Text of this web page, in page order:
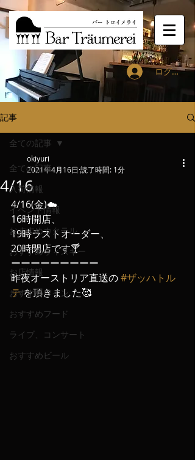
ログイン
記事
全ての記事
入荷情報
イベント情報
おすすめカクテル
おすすめウィスキー
お店情報
おすすめワイン
おすすめフード
ライブ、コンサート
おすすめビール
全ての記事
4/16
okiyuri
2021年4月16日 読了時間: 1分
4/16(金)☁️
16時開店、
19時ラストオーダー、
20時閉店です🍸
ーーーーーーーーー
昨夜オーストリア直送の #ザッハトル
テ を頂きました🥰